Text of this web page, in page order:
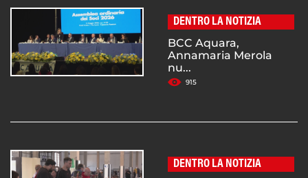
DENTRO LA NOTIZIA
BCC Aquara,
Annamaria Merola
nu...
915
DENTRO LA NOTIZIA